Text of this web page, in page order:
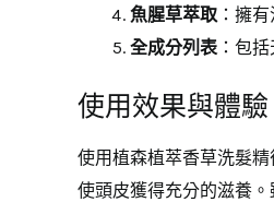
魚腥草萃取 ：擁
全成分列表：包括
使用效果與體驗
使用植森植萃香草洗髮
使頭皮獲得充分的滋養